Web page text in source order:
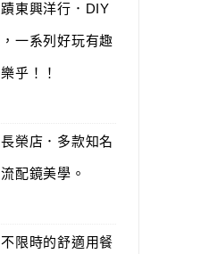
東興洋行．DIY
一系列好玩有趣
乎！！
榮店．多款知名
配鏡美學。
限時的舒適用餐